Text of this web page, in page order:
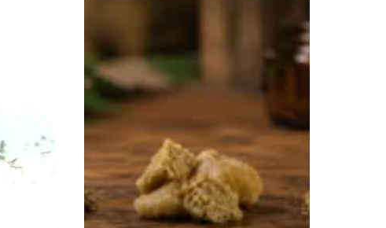
CBD américain :
tout savoir sur le
CBD US
29 juillet 2026